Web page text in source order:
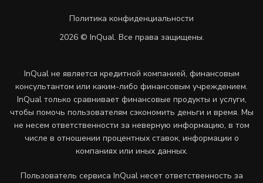
Политика конфиденциальности
2026 © InQual. Все права защищены.
InQual не является кредитной компанией, финансовым
консультантом или каким-либо финансовым учреждением.
InQual только сравнивает финансовые продукты и услуги,
чтобы помочь пользователям сэкономить деньги и время. Мы
не несем ответственности за неверную информацию, в том
числе в отношении процентных ставок, информации о
компаниях или иных данных.
Пользователь сервиса InQual несет ответственность за